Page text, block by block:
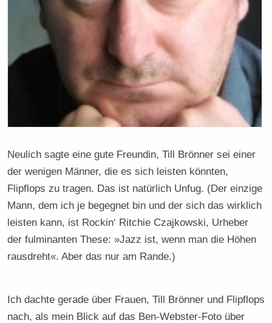
Neulich sagte eine gute Freundin, Till Brönner sei einer
der wenigen Männer, die es sich leisten könnten,
Flipflops zu tragen. Das ist natürlich Unfug. (Der einzige
Mann, dem ich je begegnet bin und der sich das wirklich
leisten kann, ist Rockin‘ Ritchie Czajkowski, Urheber
der fulminanten These: »Jazz ist, wenn man die Höhen
rausdreht«. Aber das nur am Rande.)
Ich dachte gerade über Frauen, Till Brönner und Flipflops
nach, als mein Blick auf das Ben-Webster-Foto über